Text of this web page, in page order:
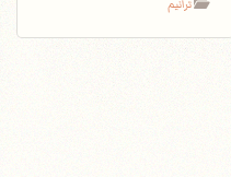
ترانيم